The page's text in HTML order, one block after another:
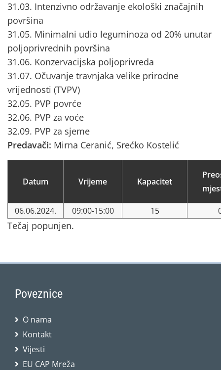
31.03. Intenzivno održavanje ekološki značajnih
površina
31.05. Minimalni udio leguminoza od 20% unutar
poljoprivrednih površina
31.06. Konzervacijska poljoprivreda
31.07. Očuvanje travnjaka velike prirodne
vrijednosti (TVPV)
32.05. PVP povrće
32.06. PVP za voće
32.09. PVP za sjeme
Predavači: Mirna Ceranić, Srećko Kostelić
Datum Vrijeme Kapacitet
06.06.2024. 09:00-15:00 15
Tečaj popunjen.
Poveznice
O nama
Kontakt
Vijesti
EU CAP Mreža